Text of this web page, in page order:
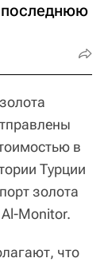
последнюю
в
Турции
золота
Monitor.
что